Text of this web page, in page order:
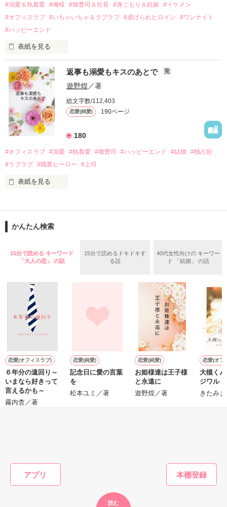
アプリ
読む
過去の傷から、二度と会いたくないと思っていた哲平に
運命のような再会を果たす。
酔った勢いで一夜を共にしてしまった。
さらに、美桜が初めてだと知った哲平は
『責任をとる、結婚しよう』と真っ直ぐに告げてきた。
戸惑う美桜とは裏腹に、好きという気持ちを隠すことなく
甘やかしてくる。
そんなある日、哲平は美桜がストーカー被害に
遭っていることを知る。
美桜を守るため、哲平は同居を提案してきて――。
夏木美桜(なつきみお)
鳴海哲平 (なるみてっぺい)
2026.6.5～2026.7.25
＊以前、公開していた話の改稿版です＊
作品を読む
#溺愛＆執着愛 #俺様 #御曹司＆社長 #身ごもり＆妊娠 #イケメン
#オフィスラブ #いちゃいちゃ＆ラブラブ #虐げられヒロイン
#ワンナイト
#ハッピーエンド
表紙を見る
おかしな噂を流されて前の職場でうまくいかなかった梅田美
桜は、海外で傷心旅行をしていたところ、日本人美青年と出会
い、酒の勢いもあり一夜限りの関係となる。
帰国後、美桜は新しい職場でワンナイトした美青年と再会。
なんと彼の正体は、とある財閥御曹司にも関わらず、一族を離
れて起業した新進気鋭の実業家、社内でも冷徹だと評判な社長
――御影恭司その人だったのだ――！
なぜか恭司から飼い猫の世話係を命じられた美桜は、猫の世
の関係となってしまい――？
返事も溺愛もキスのあとで 完
遊野煌／著
総文字数/112,403
恋愛(純愛) 190ページ
180
#オフィスラブ #溺愛 #執着愛 #御曹司 #ハッピーエンド #結婚 #独占欲
#ラブラブ #職業ヒーロー #上司
表紙を見る
ションの企画戦略室で働いている。
めた、同期で恋人の石垣守（26）がいるのだが、後輩の姫原由
いた。
守と由羅から『便利屋雛子』と馬鹿にされ、一人こっそり泣い
た上、同居まで提案してきて──？
鷹哉『宜しくな、俺の雛子』🦅
雛子『俺の……ひぃ、雛子？！！！』🐥
シゴデキで冷徹な上司が見せる素顔は、なぜか想像以上に甘く
※表紙も作中使用の画像も全てフリー素材です。
※執筆期間2026.6.3〜7.20完結です。
※他サイトさんにて恋愛トレンド1位でした〜良かったら読ん
で頂けると嬉しいです。
かんたん検索
15分で読める キーワード
「大人の恋」 の話
15分で読めるドキドキす
る話
40代女性向けの キーワー
ド 「結婚」 の話
恋愛(オフィスラブ)
６年分の遠回り～
いまなら好きって
言えるかも～
霧内杳／著
恋愛(純愛)
記念日に愛の言葉
を
松本ユミ／著
恋愛(純愛)
お姫様達は王子様
と永遠に
遊野煌／著
恋愛(オフ
大槻く
ジワル
きたみ